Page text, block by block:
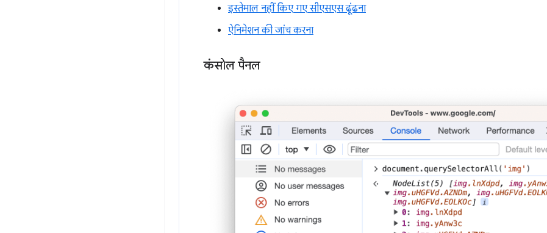
इस्तेमाल नहीं किए गए सीएसएस ढूंढना
ऐनिमेशन की जांच करना
कंसोल पैनल